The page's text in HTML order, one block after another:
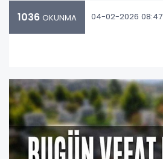
1036 OKUNMA 04-02-2026 08:47